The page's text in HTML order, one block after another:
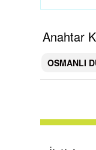
Anahtar
OSMANLI